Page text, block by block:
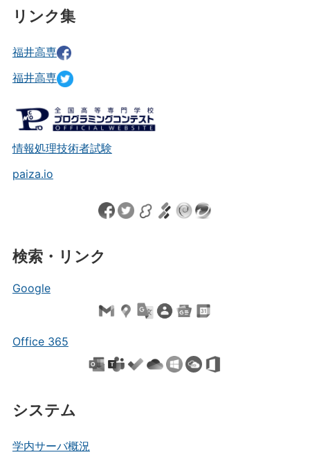
リンク集
福井高専
福井高専
情報処理技術者試験
paiza.io
検索・リンク
Google
Office 365
システム
学内サーバ概況